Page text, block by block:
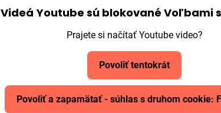
Videá Youtube sú blokované Voľbami
Prajete si načítať Youtube video?
Povoliť tentokrát
Povoliť a zapamätať - súhlas s druhom cookie: